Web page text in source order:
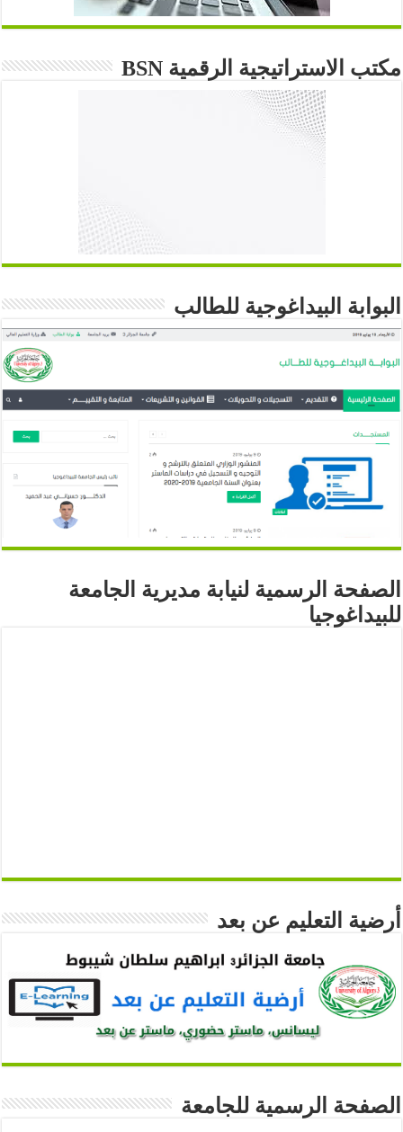
مكتب الاستراتيجية الرقمية BSN
البوابة البيداغوجية للطالب
الصفحة الرسمية لنيابة مديرية الجامعة
للبيداغوجيا
أرضية التعليم عن بعد
الصفحة الرسمية للجامعة